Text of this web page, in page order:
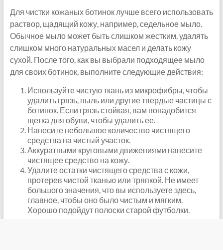
Для чистки кожаных ботинок лучше всего использовать
раствор, щадящий кожу, например, седельное мыло.
Обычное мыло может быть слишком жестким, удалять
слишком много натуральных масел и делать кожу
сухой. После того, как вы выбрали подходящее мыло
для своих ботинок, выполните следующие действия:
Используйте чистую ткань из микрофибры, чтобы
удалить грязь, пыль или другие твердые частицы с
ботинок. Если грязь стойкая, вам понадобится
щетка для обуви, чтобы удалить ее.
Нанесите небольшое количество чистящего
средства на чистый участок.
Аккуратными круговыми движениями нанесите
чистящее средство на кожу.
Удалите остатки чистящего средства с кожи,
протерев чистой тканью или тряпкой. Не имеет
большого значения, что вы используете здесь,
главное, чтобы оно было чистым и мягким.
Хорошо подойдут полоски старой футболки.